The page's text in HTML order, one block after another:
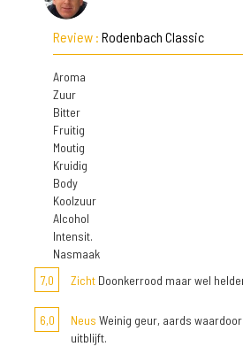
Review : Rodenbach Classic
Aroma
Zuur
Bitter
Fruitig
Moutig
Kruidig
Body
Koolzuur
Alcohol
Intensit.
Nasmaak
7,0
Zicht Doonkerrood maar wel
6,0 Neus Weinig geur, aards
uitblijft.